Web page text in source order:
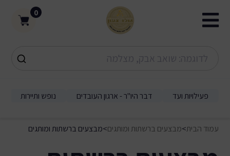
0
נופש ותיירות פעילויות ועד דבר היו"ר - ארגון העובדים
עמוד הבית>מבצעים ברשתות ומותגים>מבצעים ברשתות ומותגים